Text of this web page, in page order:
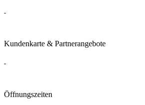
Kundenkarte & Partnerangebote
Öffnungszeiten